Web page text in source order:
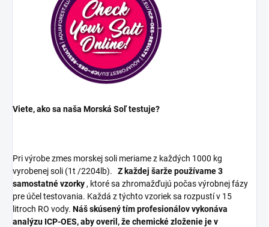
Viete, ako sa naša Morská Soľ testuje?
Pri výrobe zmes morskej soli meriame z každých 1000 kg
vyrobenej soli (1t /2204lb).
Z každej šarže používame 3
samostatné vzorky , ktoré sa zhromažďujú počas výrobnej fázy
pre účel testovania. Každá z týchto vzoriek sa rozpustí v 15
litroch RO vody. Náš skúsený tím profesionálov vykonáva
analýzu ICP-OES, aby overil, že chemické zloženie je v